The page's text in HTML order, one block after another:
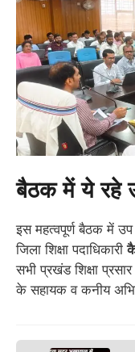
बैठक में ये रहे
इस महत्वपूर्ण बैठक में
जिला शिक्षा पदाधिकारी
सभी प्रखंड शिक्षा प्रसार
के सहायक व कनीय